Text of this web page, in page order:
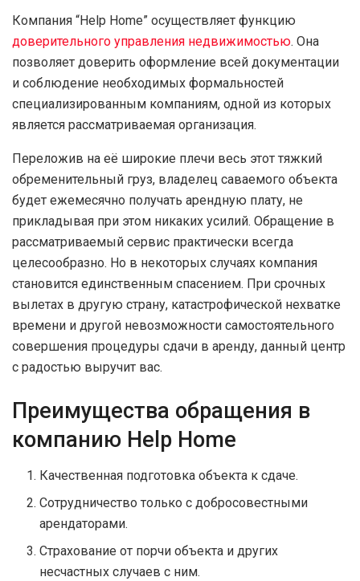
Компания “Help Home” осуществляет функцию
доверительного управления недвижимостью. Она
позволяет доверить оформление всей документации
и соблюдение необходимых формальностей
специализированным компаниям, одной из которых
является рассматриваемая организация.
Переложив на её широкие плечи весь этот тяжкий
обременительный груз, владелец саваемого объекта
будет ежемесячно получать арендную плату, не
прикладывая при этом никаких усилий. Обращение в
рассматриваемый сервис практически всегда
целесообразно. Но в некоторых случаях компания
становится единственным спасением. При срочных
вылетах в другую страну, катастрофической нехватке
времени и другой невозможности самостоятельного
совершения процедуры сдачи в аренду, данный центр
с радостью выручит вас.
Преимущества обращения в
компанию Help Home
Качественная подготовка объекта к сдаче.
Сотрудничество только с добросовестными
арендаторами.
Страхование от порчи объекта и других
несчастных случаев с ним.